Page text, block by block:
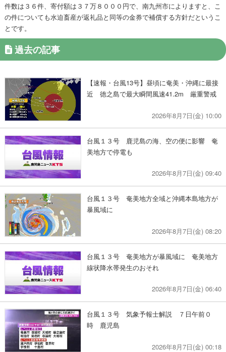
件数は３６件、寄付額は３７万８０００円で、南九州市によりますと、こ
の件についても水迫畜産が返礼品と同等の金券で補償する方針だというこ
とです。
過去の記事
【速報・台風13号】昼頃に奄美・沖縄に最接
近 徳之島で最大瞬間風速41.2m 厳重警戒
2026年8月7日(金) 10:00
台風１３号 鹿児島の海、空の便に影響 奄
美地方で停電も
2026年8月7日(金) 09:40
台風１３号 奄美地方全域と沖縄本島地方が
暴風域に
2026年8月7日(金) 08:20
台風１３号 奄美地方が暴風域に 奄美地方
線状降水帯発生のおそれ
2026年8月7日(金) 06:40
台風１３号 気象予報士解説 ７日午前０
時 鹿児島
2026年8月7日(金) 00:18